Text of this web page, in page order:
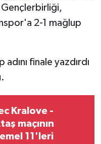
Gençlerbirliği,
2-1 mağlup
finale yazdırdı
Kralove -
maçının
11'leri